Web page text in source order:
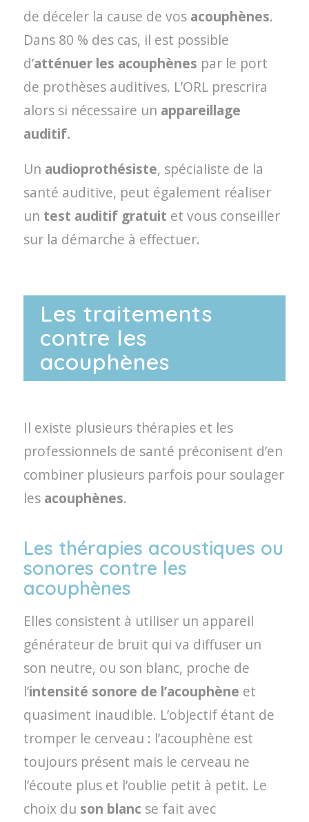
de déceler la cause de vos acouphènes.
Dans 80 % des cas, il est possible
d’atténuer les acouphènes par le port
de prothèses auditives. L’ORL prescrira
alors si nécessaire un appareillage
auditif.
Un audioprothésiste, spécialiste de la
santé auditive, peut également réaliser
un test auditif gratuit et vous conseiller
sur la démarche à effectuer.
Les traitements
contre les
acouphènes
Il existe plusieurs thérapies et les
professionnels de santé préconisent d’en
combiner plusieurs parfois pour soulager
les acouphènes.
Les thérapies acoustiques ou
sonores contre les
acouphènes
Elles consistent à utiliser un appareil
générateur de bruit qui va diffuser un
son neutre, ou son blanc, proche de
l’intensité sonore de l’acouphène et
quasiment inaudible. L’objectif étant de
tromper le cerveau : l’acouphène est
toujours présent mais le cerveau ne
l’écoute plus et l’oublie petit à petit. Le
choix du son blanc se fait avec